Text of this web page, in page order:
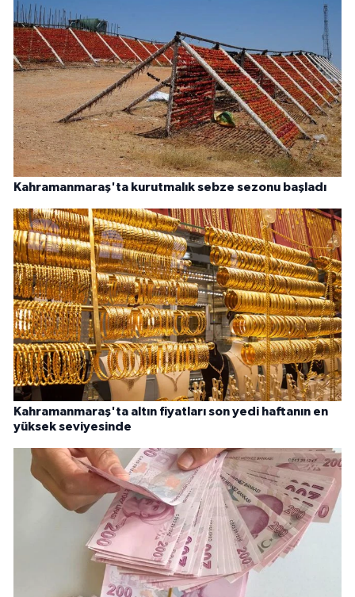
Kahramanmaraş'ta kurutmalık sebze sezonu başladı
Kahramanmaraş'ta altın fiyatları son yedi haftanın en
yüksek seviyesinde